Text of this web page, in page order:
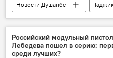
Новости Душанбе
Экономика
Российский модульный
Лебедева пошел в серию:
среди лучших?